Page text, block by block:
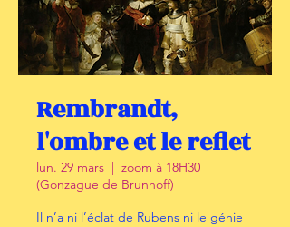
Rembrandt,
l'ombre et le reflet
lun. 29 mars
  |
zoom à 18H30
(Gonzague de Brunhoff)
Il n’a ni l’éclat de Rubens ni le génie